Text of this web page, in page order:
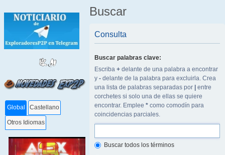
Global Castellano
Otros Idiomas
Buscar
Consulta
Buscar palabras clave:
Escriba + delante de una palabra a encontrar
y - delante de la palabra para excluirla. Crea
una lista de palabras separadas por
entre
corchetes si solo una de ellas se quiere
encontrar. Emplee * como comodín para
coincidencias parciales.
Buscar todos los términos